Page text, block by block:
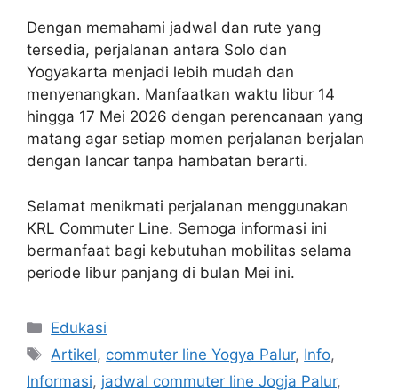
Dengan memahami jadwal dan rute yang
tersedia, perjalanan antara Solo dan
Yogyakarta menjadi lebih mudah dan
menyenangkan. Manfaatkan waktu libur 14
hingga 17 Mei 2026 dengan perencanaan yang
matang agar setiap momen perjalanan berjalan
dengan lancar tanpa hambatan berarti.
Selamat menikmati perjalanan menggunakan
KRL Commuter Line. Semoga informasi ini
bermanfaat bagi kebutuhan mobilitas selama
periode libur panjang di bulan Mei ini.
Kategori
Edukasi
Tag
Artikel, commuter line Yogya Palur, Info,
Informasi, jadwal commuter line Jogja Palur,